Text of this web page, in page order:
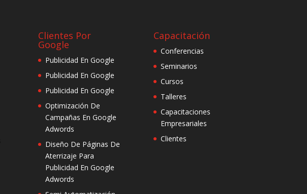
Clientes Por
Google
Publicidad En Google
Publicidad En Google
Publicidad En Google
Optimización De
Campañas En Google
Adwords
Diseño De Páginas De
Aterrizaje Para
Publicidad En Google
Adwords
Capacitación
Conferencias
Seminarios
Cursos
Talleres
Capacitaciones
Empresariales
Clientes